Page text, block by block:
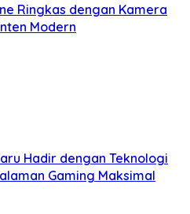
Ringkas dengan Kamera
Modern
Hadir dengan Teknologi
Gaming Maksimal